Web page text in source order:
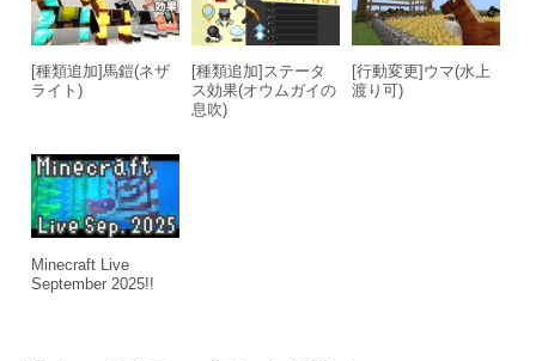
[種類追加]馬鎧(ネザ
ライト)
[種類追加]ステータ
ス効果(オウムガイの
息吹)
[行動変更]ウマ(水上
渡り可)
Minecraft Live
September 2025!!